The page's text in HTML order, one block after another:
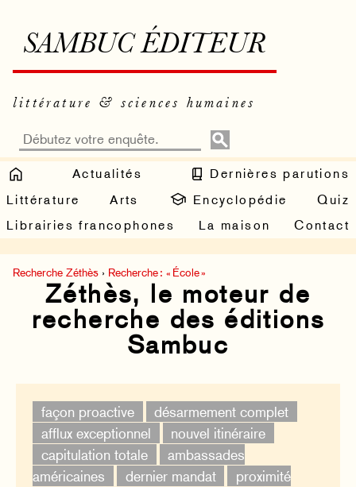
SAMBUC ÉDITEUR
littérature & sciences humaines
Actualités
Dernières parutions
Littérature
Arts Encyclopédie
Quiz
Librairies francophones
La maison Contact
Recherche Zéthès › Recherche : « École »
Zéthès, le moteur de
recherche des éditions
Sambuc
façon proactive
désarmement complet
afflux exceptionnel
nouvel itinéraire
capitulation totale
ambassades
américaines
dernier mandat
proximité